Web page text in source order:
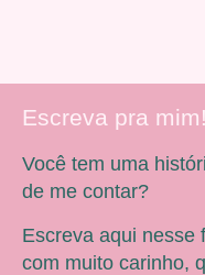
Escreva pra mim!
Você tem uma
de me contar?
Escreva aqui nesse
com muito carinho,